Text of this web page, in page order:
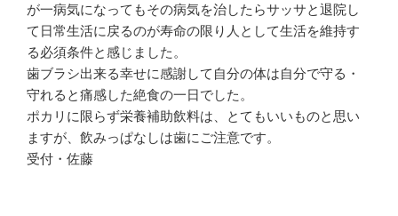
が一病気になってもその病気を治したらサッサと退院し
て日常生活に戻るのが寿命の限り人として生活を維持す
る必須条件と感じました。
歯ブラシ出来る幸せに感謝して自分の体は自分で守る・
守れると痛感した絶食の一日でした。
ポカリに限らず栄養補助飲料は、とてもいいものと思い
ますが、飲みっぱなしは歯にご注意です。
受付・佐藤